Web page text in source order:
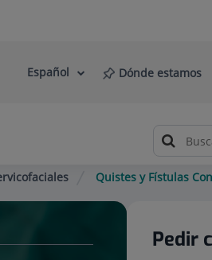
Selector
Idioma
Español Dónde estamos
Quistes y Fístulas
Pedir